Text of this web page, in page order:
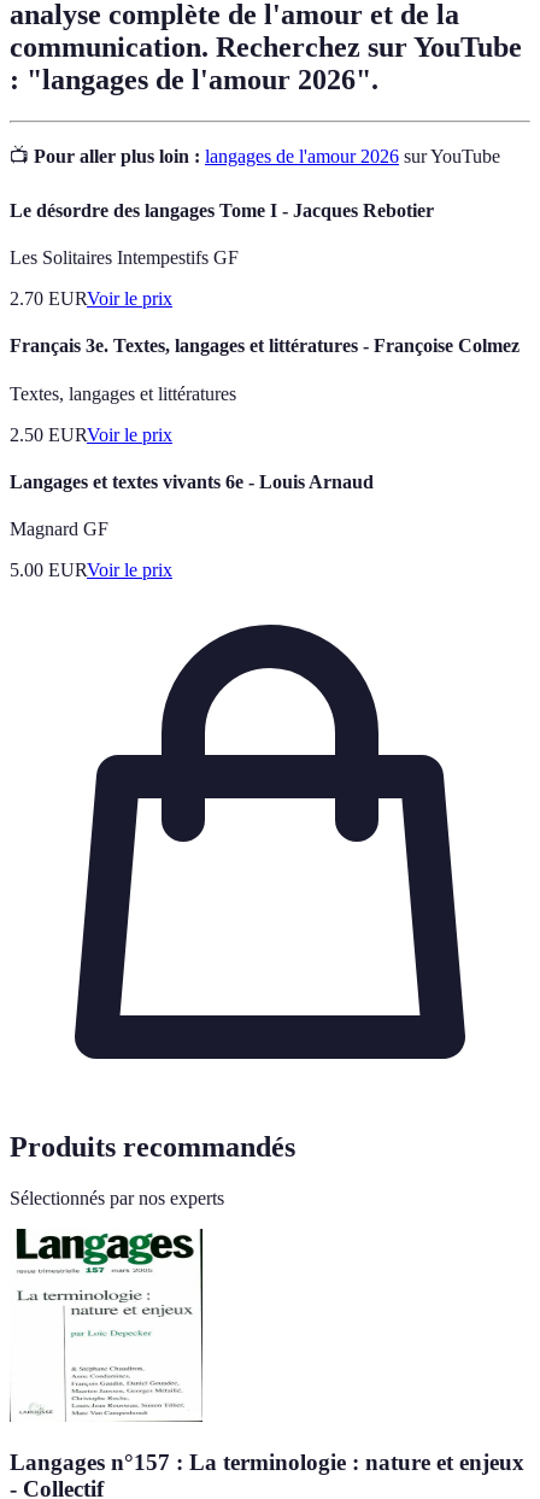
analyse complète de l'amour et de la
communication. Recherchez sur YouTube
: "langages de l'amour 2026".
📺 Pour aller plus loin : langages de l'amour 2026 sur YouTube
Le désordre des langages Tome I - Jacques Rebotier
Les Solitaires Intempestifs GF
2.70 EURVoir le prix
Français 3e. Textes, langages et littératures - Françoise Colmez
Textes, langages et littératures
2.50 EURVoir le prix
Langages et textes vivants 6e - Louis Arnaud
Magnard GF
5.00 EURVoir le prix
Produits recommandés
Sélectionnés par nos experts
Langages n°157 : La terminologie : nature et enjeux
- Collectif